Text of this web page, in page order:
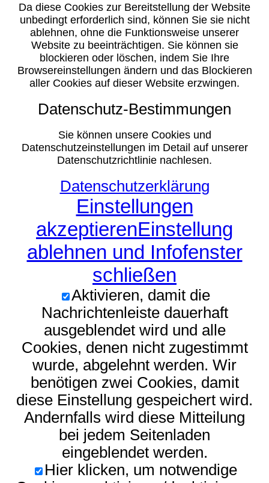
Da diese Cookies zur Bereitstellung der Website
unbedingt erforderlich sind, können Sie sie nicht
ablehnen, ohne die Funktionsweise unserer
Website zu beeinträchtigen. Sie können sie
blockieren oder löschen, indem Sie Ihre
Browsereinstellungen ändern und das Blockieren
aller Cookies auf dieser Website erzwingen.
Datenschutz-Bestimmungen
Sie können unsere Cookies und
Datenschutzeinstellungen im Detail auf unserer
Datenschutzrichtlinie nachlesen.
Datenschutzerklärung
Einstellungen
akzeptierenEinstellung
ablehnen und Infofenster
schließen
Aktivieren, damit die
Nachrichtenleiste dauerhaft
ausgeblendet wird und alle
Cookies, denen nicht zugestimmt
wurde, abgelehnt werden. Wir
benötigen zwei Cookies, damit
diese Einstellung gespeichert wird.
Andernfalls wird diese Mitteilung
bei jedem Seitenladen
eingeblendet werden.
Hier klicken, um notwendige